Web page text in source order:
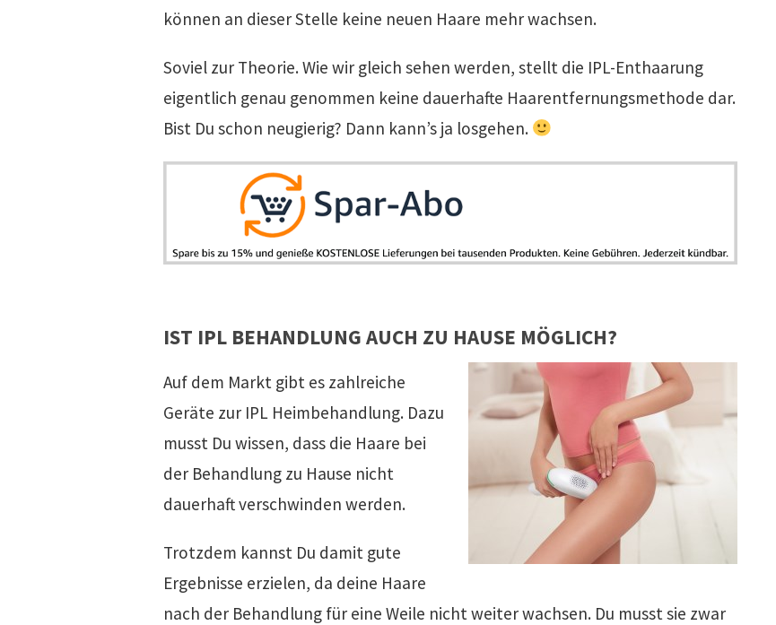
können an dieser Stelle keine neuen Haare mehr wachsen.
Soviel zur Theorie. Wie wir gleich sehen werden, stellt die IPL-Enthaarung
eigentlich genau genommen keine dauerhafte Haarentfernungsmethode dar.
Bist Du schon neugierig? Dann kann’s ja losgehen.
IST IPL BEHANDLUNG AUCH ZU HAUSE MÖGLICH?
Auf dem Markt gibt es zahlreiche
Geräte zur IPL Heimbehandlung. Dazu
musst Du wissen, dass die Haare bei
der Behandlung zu Hause nicht
dauerhaft verschwinden werden.
Trotzdem kannst Du damit gute
Ergebnisse erzielen, da deine Haare
nach der Behandlung für eine Weile nicht weiter wachsen. Du musst sie zwar